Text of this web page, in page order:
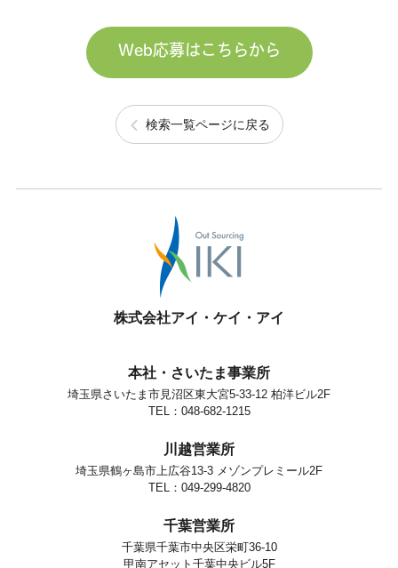
Web応募はこちらから
検索一覧ページに戻る
株式会社アイ・ケイ・アイ
本社・さいたま事業所
埼玉県さいたま市見沼区東大宮5-33-12 柏洋ビル2F
TEL：048-682-1215
川越営業所
埼玉県鶴ヶ島市上広谷13-3 メゾンプレミール2F
TEL：049-299-4820
千葉営業所
千葉県千葉市中央区栄町36-10
甲南アセット千葉中央ビル5F